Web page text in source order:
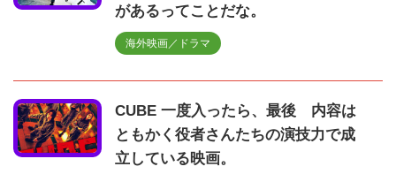
があるってことだな。
海外映画／ドラマ
CUBE 一度入ったら、最後 内容は
ともかく役者さんたちの演技力で成
立している映画。